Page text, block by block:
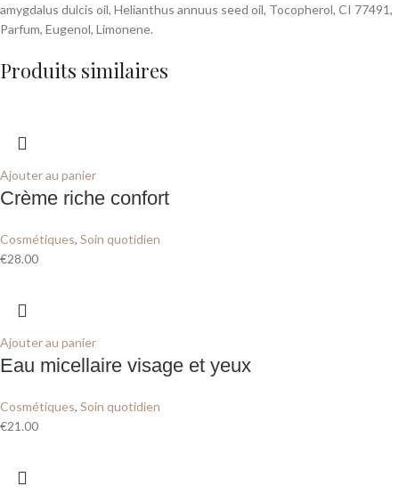
amygdalus dulcis oil, Helianthus annuus seed oil, Tocopherol, CI 77491,
Parfum, Eugenol, Limonene.
Produits similaires
Ajouter au panier
Crème riche confort
Cosmétiques, Soin quotidien
€28.00
Ajouter au panier
Eau micellaire visage et yeux
Cosmétiques, Soin quotidien
€21.00